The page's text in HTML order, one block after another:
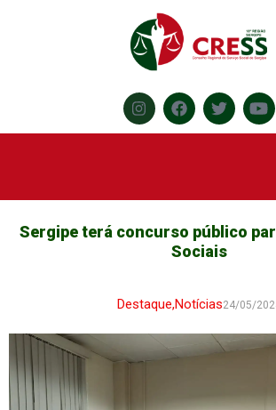
Sergipe terá concurso público
Sociais
Destaque,Notícias24/05/